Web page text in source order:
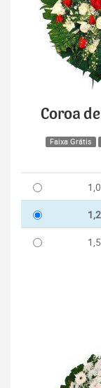
Coroa
Faixa Grátis